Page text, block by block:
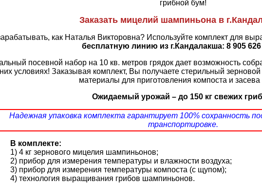
грибной бум!
Заказать мицелий шампиньона в
как Наталья Викторовна? Используйте комплект для
бесплатную линию из г.Кандалакша: 8 905 626
посевной набор на 10 кв. метров грядок дает возможность
условиях! Заказывая комплект, Вы получаете стерильный
материалы для приготовления компоста и засева
Ожидаемый урожай – до 150 кг свежих
Надежная упаковка комплекта гарантирует 100% сохранность
транспортировке.
В комплекте:
1) 4 кг зернового мицелия шампиньонов;
2) прибор для измерения температуры и влажности воздуха;
3) прибор для измерения температуры компоста (с щупом);
4) технология выращивания грибов шампиньонов.